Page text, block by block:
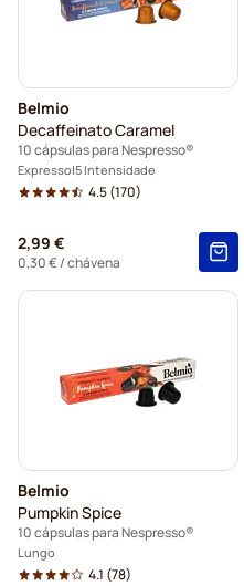
Belmio
Decaffeinato Caramel
10 cápsulas para Nespresso®
Expresso 5 Intensidade
4.5(170)
2,99 €
0,30 €/ chávena
Belmio
Pumpkin Spice
10 cápsulas para Nespresso®
Lungo
4.1 (78)